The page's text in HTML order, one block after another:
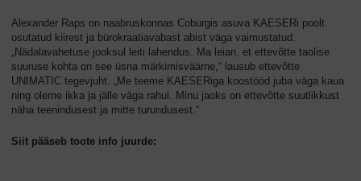
Alexander Raps on naabruskonnas Coburgis asuva KAESERi poolt
osutatud kiirest ja bürokraatiavabast abist väga vaimustatud.
„Nädalavahetuse jooksul leiti lahendus. Ma leian, et ettevõtte taolise
suuruse kohta on see üsna märkimisväärne,“ lausub ettevõtte
UNIMATIC tegevjuht. „Me teeme KAESERiga koostööd juba väga kaua
ning oleme ikka ja jälle väga rahul. Minu jaoks on ettevõtte suutlikkust
näha teenindusest ja mitte turundusest.“
Siit pääseb toote info juurde: